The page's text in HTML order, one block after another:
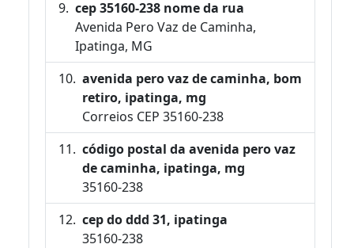
cep 35160-238 nome da rua
Avenida Pero Vaz de Caminha,
Ipatinga, MG
avenida pero vaz de caminha, bom
retiro, ipatinga, mg
Correios CEP 35160-238
código postal da avenida pero vaz
de caminha, ipatinga, mg
35160-238
cep do ddd 31, ipatinga
35160-238